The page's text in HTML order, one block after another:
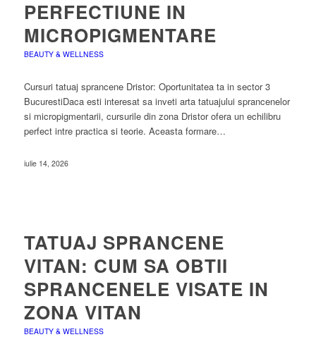
PERFECTIUNE IN
MICROPIGMENTARE
BEAUTY & WELLNESS
Cursuri tatuaj sprancene Dristor: Oportunitatea ta in sector 3
BucurestiDaca esti interesat sa inveti arta tatuajului sprancenelor
si micropigmentarii, cursurile din zona Dristor ofera un echilibru
perfect intre practica si teorie. Aceasta formare…
iulie 14, 2026
TATUAJ SPRANCENE
VITAN: CUM SA OBTII
SPRANCENELE VISATE IN
ZONA VITAN
BEAUTY & WELLNESS